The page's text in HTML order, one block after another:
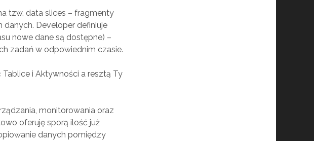
tzw. data slices – fragmenty
Developer definiuje
nowe dane są dostępne) –
zadań w odpowiednim czasie.
i Aktywności a resztą Ty
monitorowania oraz
oferuję sporą ilość już
danych pomiędzy